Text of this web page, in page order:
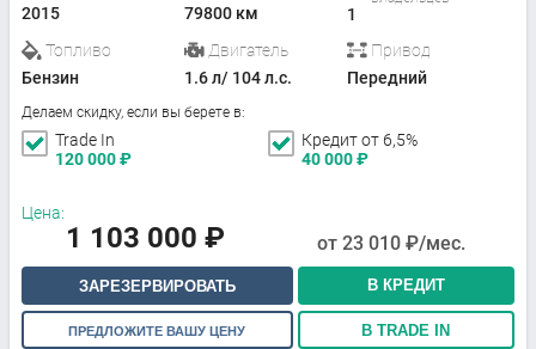
2015 79800 км
1
Топливо
Бензин
Двигатель
1.6 л/ 104 л.с.
Привод
Передний
Делаем скидку, если вы берете в:
Trade In
120 000₽
Кредит от 6,5%
40 000₽
Цена:
1 103 000 ₽ от 23 010 ₽/мес.
ЗАРЕЗЕРВИРОВАТЬ В КРЕДИТ
ПРЕДЛОЖИТЕ ВАШУ ЦЕНУ В TRADE IN